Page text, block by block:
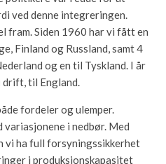
ved denne integreringen.
fram. Siden 1960 har vi fått en
Finland og Russland, samt 4
og en til Tyskland. I år
drift, til England.
fordeler og ulemper.
variasjonene i nedbør. Med
vi ha full forsyningssikkerhet
i produksjonskapasitet